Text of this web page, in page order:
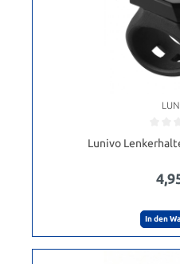
Lunivo
In den